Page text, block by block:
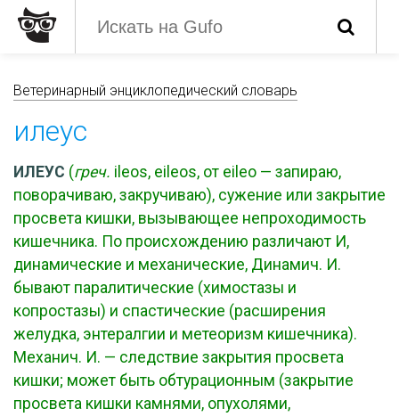
Ветеринарный энциклопедический словарь
илеус
ИЛЕУС (греч. ileos, eileos, от eileo — запираю,
поворачиваю, закручиваю), сужение или закрытие
просвета кишки, вызывающее непроходимость
кишечника. По происхождению различают И,
динамические и механические, Динамич. И.
бывают паралитические (химостазы и
копростазы) и спастические (расширения
желудка, энтералгии и метеоризм кишечника).
Механич. И. — следствие закрытия просвета
кишки; может быть обтурационным (закрытие
просвета кишки камнями, опухолями,